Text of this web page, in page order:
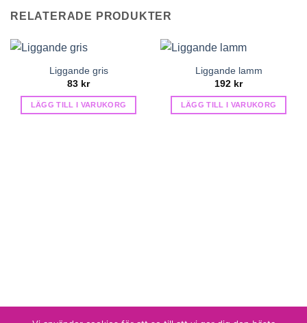
RELATERADE PRODUKTER
Liggande gris
83 kr
LÄGG TILL I VARUKORG
Liggande lamm
192 kr
LÄGG TILL I VARUKORG